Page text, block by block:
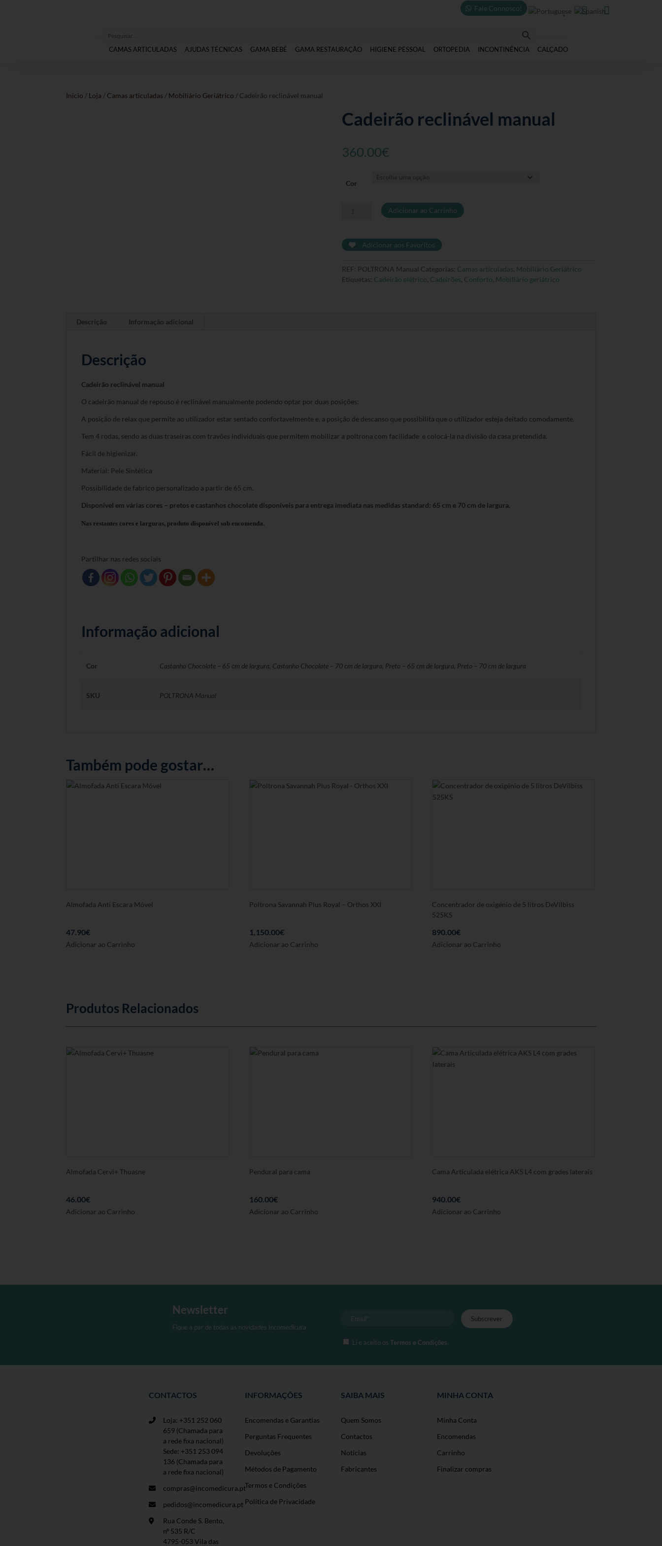
Fale Connosco!   
CAMAS ARTICULADAS AJUDAS TÉCNICAS GAMA BEBÉ GAMA RESTAURAÇÃO HIGIENE PESSOAL ORTOPEDIA INCONTINÊNCIA CALÇADO
Início / Loja / Camas articuladas / Mobiliário Geriátrico / Cadeirão reclinável manual
Cadeirão reclinável manual
360.00€
Cor
reclinável
manual
Adicionar ao Carrinho
Adicionar aos Favoritos
REF: POLTRONA Manual Categorias: Camas articuladas, Mobiliário Geriátrico
Etiquetas: Cadeirão elétrico, Cadeirões, Conforto, Mobiliário geriátrico
Descrição Informação adicional
Descrição
Cadeirão reclinável manual
O cadeirão manual de repouso é reclinável manualmente podendo optar por duas posições:
A posição de relax que permite ao utilizador estar sentado confortavelmente e, a posição de descanso que possibilita que o utilizador esteja deitado comodamente.
Tem 4 rodas, sendo as duas traseiras com travões individuais que permitem mobilizar a poltrona com facilidade e colocá-la na divisão da casa pretendida.
Fácil de higienizar.
Material: Pele Sintética
Possibilidade de fabrico personalizado a partir de 65 cm.
Disponível em várias cores – pretos e castanhos chocolate disponíveis para entrega imediata nas medidas standard: 65 cm e 70 cm de largura.
Nas restantes cores e larguras, produto disponível sob encomenda.
Partilhar nas redes sociais
Informação adicional
Cor Castanho Chocolate – 65 cm de largura, Castanho Chocolate – 70 cm de largura, Preto – 65 cm de largura, Preto – 70 cm de largura
SKU POLTRONA Manual
Também pode gostar…
Almofada Anti Escara Móvel
47.90€
Adicionar ao Carrinho
Poltrona Savannah Plus Royal – Orthos XXI
1,150.00€
Adicionar ao CarrinhoEste
na
Concentrador de oxigénio de 5 litros DeVilbiss
525KS
890.00€
Adicionar ao Carrinho
Produtos Relacionados
Almofada Cervi+ Thuasne
46.00€
Adicionar ao Carrinho
Pendural para cama
160.00€
Adicionar ao Carrinho
Cama Articulada elétrica AKS L4 com grades laterais
940.00€
Adicionar ao Carrinho
Newsletter
Fique a par de todas as novidades Incomedicura
Li e aceito osTermos e Condições.
CONTACTOS
Loja: +351 252 060
659 (Chamada para
a rede fixa nacional)
Sede: +351 253 094
136 (Chamada para
a rede fixa nacional)
compras@incomedicura.pt
pedidos@incomedicura.pt
Rua Conde S. Bento,
nº 535 R/C
4795-053 Vila das
INFORMAÇÕES
Encomendas e Garantias
Perguntas Frequentes
Devoluções
Métodos de Pagamento
Termos e Condições
Política de Privacidade
SAIBA MAIS
Quem Somos
Contactos
Notícias
Fabricantes
MINHA CONTA
Minha Conta
Encomendas
Carrinho
Finalizar compras